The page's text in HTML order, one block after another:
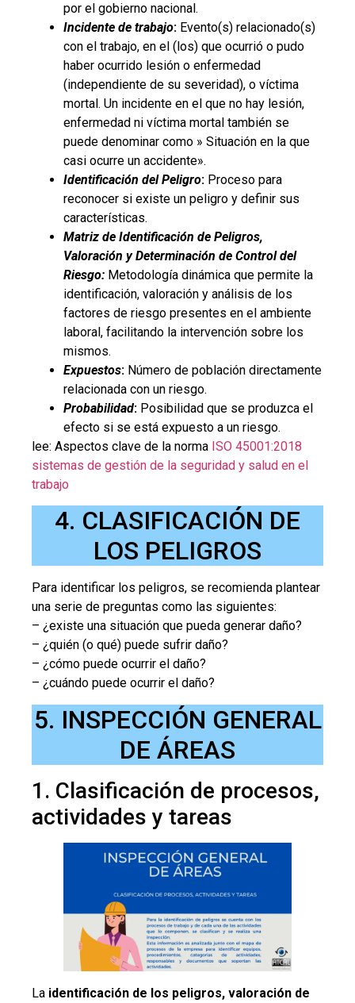
por el gobierno nacional.
Incidente de trabajo: Evento(s) relacionado(s)
con el trabajo, en el (los) que ocurrió o pudo
haber ocurrido lesión o enfermedad
(independiente de su severidad), o víctima
mortal. Un incidente en el que no hay lesión,
enfermedad ni víctima mortal también se
puede denominar como » Situación en la que
casi ocurre un accidente».
Identificación del Peligro: Proceso para
reconocer si existe un peligro y definir sus
características.
Matriz de Identificación de Peligros,
Valoración y Determinación de Control del
Riesgo: Metodología dinámica que permite la
identificación, valoración y análisis de los
factores de riesgo presentes en el ambiente
laboral, facilitando la intervención sobre los
mismos.
Expuestos: Número de población directamente
relacionada con un riesgo.
Probabilidad: Posibilidad que se produzca el
efecto si se está expuesto a un riesgo.
lee: Aspectos clave de la norma ISO 45001:2018
sistemas de gestión de la seguridad y salud en el
trabajo
4. CLASIFICACIÓN DE
LOS PELIGROS
Para identificar los peligros, se recomienda plantear
una serie de preguntas como las siguientes:
– ¿existe una situación que pueda generar daño?
– ¿quién (o qué) puede sufrir daño?
– ¿cómo puede ocurrir el daño?
– ¿cuándo puede ocurrir el daño?
5. INSPECCIÓN GENERAL
DE ÁREAS
1. Clasificación de procesos,
actividades y tareas
La identificación de los peligros, valoración de